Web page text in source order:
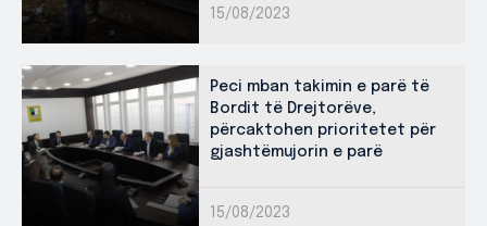
15/08/2023
Peci mban takimin e parë të
Bordit të Drejtorëve,
përcaktohen prioritetet për
gjashtëmujorin e parë
15/08/2023